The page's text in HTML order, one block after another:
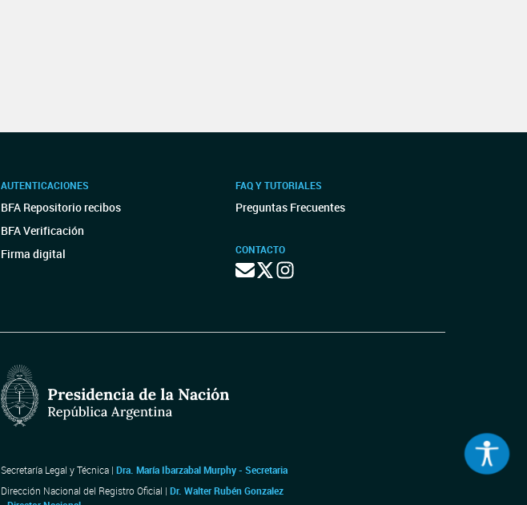
AUTENTICACIONES
BFA Repositorio recibos
BFA Verificación
Firma digital
FAQ Y TUTORIALES
Preguntas Frecuentes
CONTACTO
Secretaría Legal y Técnica | Dra. María Ibarzabal Murphy - Secretaria
Dirección Nacional del Registro Oficial | Dr. Walter Rubén Gonzalez